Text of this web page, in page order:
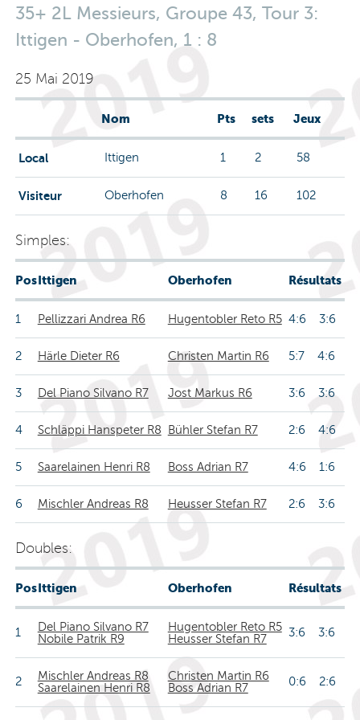
35+ 2L Messieurs, Groupe 43, Tour 3:
Ittigen - Oberhofen, 1 : 8
25 Mai 2019
Nom Pts sets Jeux
Local Ittigen 1 2 58
Visiteur Oberhofen 8 16 102
Simples:
PosIttigen Oberhofen Résultats
1 Pellizzari Andrea R6 Hugentobler Reto R5 4:6 3:6
2 Härle Dieter R6 Christen Martin R6 5:7 4:6
3 Del Piano Silvano R7 Jost Markus R6 3:6 3:6
4 Schläppi Hanspeter R8 Bühler Stefan R7 2:6 4:6
5 Saarelainen Henri R8 Boss Adrian R7 4:6 1:6
6 Mischler Andreas R8 Heusser Stefan R7 2:6 3:6
Doubles:
PosIttigen Oberhofen Résultats
1
Del Piano Silvano R7
Nobile Patrik R9
Hugentobler Reto R5
Heusser Stefan R7
3:6 3:6
2
Mischler Andreas R8
Saarelainen Henri R8
Christen Martin R6
Boss Adrian R7
0:6 2:6